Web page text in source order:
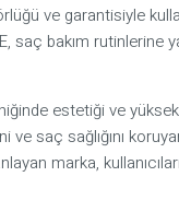
ve garantisiyle
bakım rutinlerine
estetiği ve
saç sağlığını koruyan
marka,